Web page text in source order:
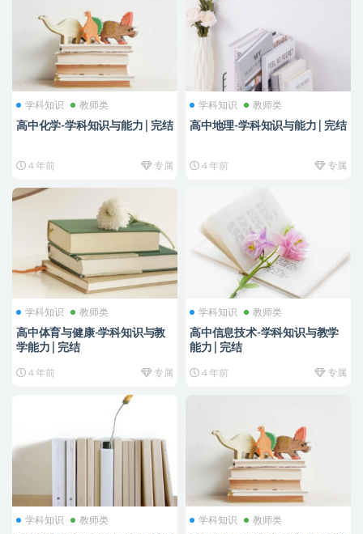
学科知识 教师类
高中化学-学科知识与能力 | 完结
4 年前 专属
学科知识 教师类
高中地理-学科知识与能力 | 完结
4 年前 专属
学科知识 教师类
高中体育与健康-学科知识与教
学能力 | 完结
4 年前 专属
学科知识 教师类
高中信息技术-学科知识与教学
能力 | 完结
4 年前 专属
学科知识 教师类 学科知识 教师类